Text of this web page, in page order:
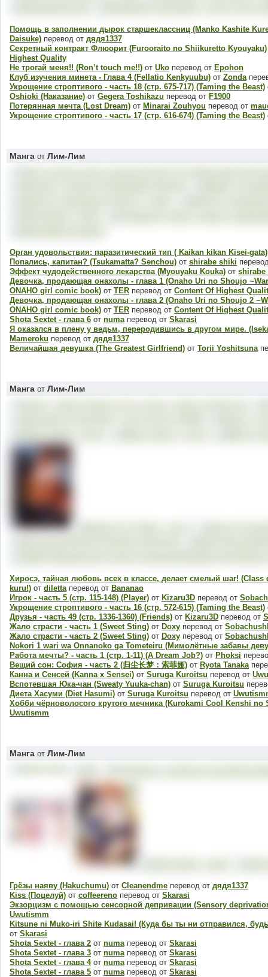
Помощь в заполнении дырок старшеклассниц (Manko Kashite
Daisuke) перевод от дядя1337
Секретный контракт Флюорит (Furooraito no Shiikuretto Kyouyaku)
Highest Quality
Не трогай меня!! (Ron’t touch me!!) от Uko перевод от Epohon
Клуб изучения минета - Глава 4 (Fellatio Kenkyuubu) от Zonda
Укрощение строптивого - часть 18 (стр. 675-717) (Taming the Beast)
Oshioki (Наказание) от Gegera Toshikazu перевод от F1900
Потерянная мечта (Lost Dream) от Minarai Zouhyou перевод от
Укрощение строптивого - часть 17 (стр. 616-674) (Taming the Beast)
Манга от Лим-Лим
Орган удовольствия: паразитический тип ( Kaikan kikan Kisei-gata)
Попались, капитан? (Tsukamatta? Senchou) от shirabe shiki
Эффект чудодейственного лекарства (Myouyaku Kouka) от
Девочка, продающая онахолы - глава 1 (Onaho Uri no Shoujo
ONAHO girl comic book) от TER перевод от Content Of Highest
Девочка, продающая онахолы - глава 2 (Onaho Uri no Shoujo 2
ONAHO girl comic book) от TER перевод от Content Of Highest
Shota Sextet - глава 6 от numaперевод от Skarasi
Я оказался в плену у ведьм, переродившись в другом мире.
Mameroku перевод от дядя1337
Величайшая девушка (The Greatest Girlfriend) от Torii Yoshitsuna
Манга от Лим-Лим
Хиросэ, тайная любовь всех в классе, делает смелый шаг!
kuru!) от dilettaперевод от Bananao
Игрок - часть 5 (стр. 115-148) (Player) от Kizaru3D перевод от
Укрощение строптивого - часть 16 (стр. 572-615) (Taming the Beast)
Друзья - часть 49 (стр. 1336-1360) (Friends) от Kizaru3D перевод от
Жало страсти - часть 1 (Sweet Sting) от Doxy перевод от
Жало страсти - часть 2 (Sweet Sting) от Doxy перевод от
Nokori 1 wari wa Onnanoko ga Tometeiru (Мимолётные забавы
Работа мечты? - часть 1 (стр. 1-11) (A Dream Job?) от Phoksi
Вещий сон: София - часть 2 (归尘长梦：索菲娅) от Ryota Tanaka
Канна и Cенсей (Kanna x Sensei) от Suruga Kuroitsu перевод от
Вспотевшая Юка-чан (Sweaty Yuuka-chan) от Suruga Kuroitsu
Диета Хасуми (Diet Hasumi) от Suruga Kuroitsu перевод от
Хобби чёрноволосого крутого мечника (Kurokami Cool Kenshi no
Uwutismm
Манга от Лим-Лим
Грёзы наяву (Hakuchumu) от Cleanendme перевод от дядя1337
Kiss (Поцелуй) от coffeereno перевод от Skarasi
Экзорцизм с помощью сенсорной депривации (Sensory
Uwutismm
Kitsune ni Muko-iri Shite Kudasai! (Куда бы ты ни отправился,
от Skarasi
Shota Sextet - глава 2 от numaперевод от Skarasi
Shota Sextet - глава 3 от numaперевод от Skarasi
Shota Sextet - глава 4от numaперевод от Skarasi
Shota Sextet - глава 5 от numaперевод от Skarasi